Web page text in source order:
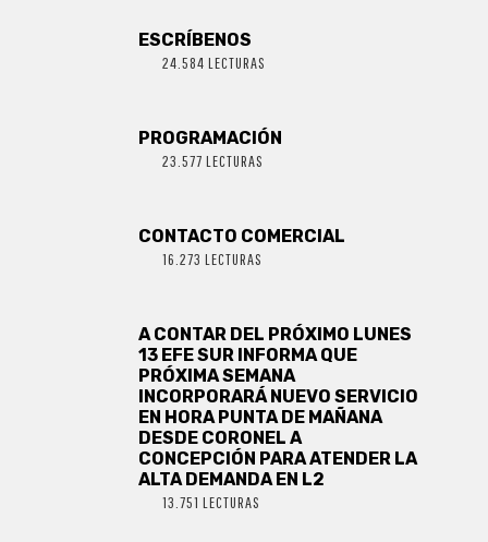
ESCRÍBENOS
24.584 LECTURAS
PROGRAMACIÓN
23.577 LECTURAS
CONTACTO COMERCIAL
16.273 LECTURAS
A CONTAR DEL PRÓXIMO LUNES
13 EFE SUR INFORMA QUE
PRÓXIMA SEMANA
INCORPORARÁ NUEVO SERVICIO
EN HORA PUNTA DE MAÑANA
DESDE CORONEL A
CONCEPCIÓN PARA ATENDER LA
ALTA DEMANDA EN L2
13.751 LECTURAS